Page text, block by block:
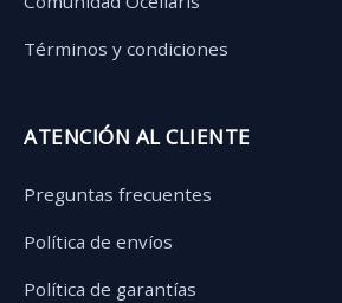
Términos y condiciones
ATENCIÓN AL CLIENTE
Preguntas frecuentes
Política de envíos
Política de garantías